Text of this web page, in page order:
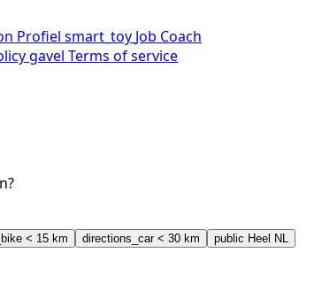
Profiel smart_toy Job Coach
gavel Terms of service
< 15 km directions_car< 30 km public Heel NL